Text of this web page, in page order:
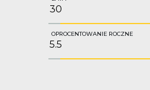
OPROCENTOWANIE ROCZNE